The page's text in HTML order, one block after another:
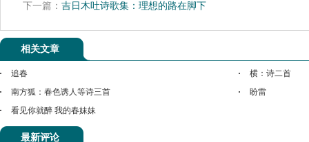
下一篇： 吉日木吐诗歌集：理想的路在脚下
相关文章
追春
横：诗二首
南方狐：春色诱人等诗三首
盼雷
看见你就醉 我的春妹妹
最新评论